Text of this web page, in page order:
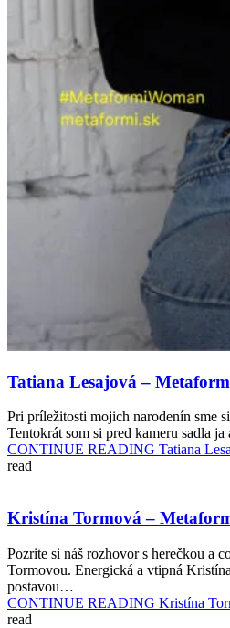
Tatiana Lesajová –
Pri príležitosti mojich narodenín sme
Tentokrát som si pred kameru sadla
CONTINUE READING Tatiana
read
Kristína Tormová –
Pozrite si náš rozhovor s herečkou a
Tormovou. Energická a vtipná
postavou…
CONTINUE READING Kristína
read